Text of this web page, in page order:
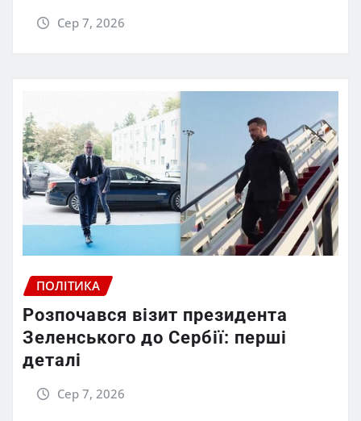
Сер 7, 2026
ПОЛІТИКА
Розпочався візит президента
Зеленського до Сербії: перші
деталі
Сер 7, 2026